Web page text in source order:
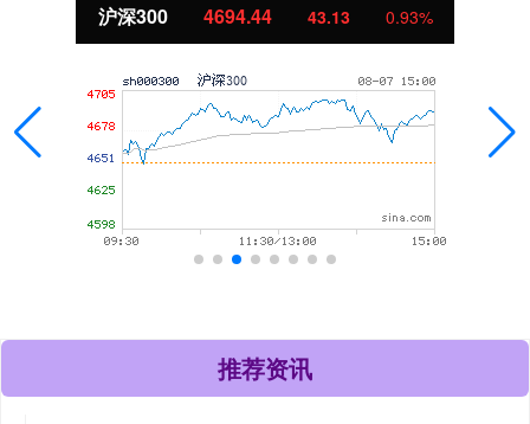
沪深300 4694.44 43.13 0.93%
推荐资讯